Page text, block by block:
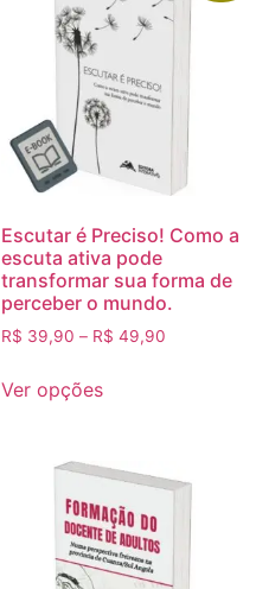
Escutar é Preciso! Como a
escuta ativa pode
transformar sua forma de
perceber o mundo.
R$ 39,90 – R$ 49,90
Ver opções